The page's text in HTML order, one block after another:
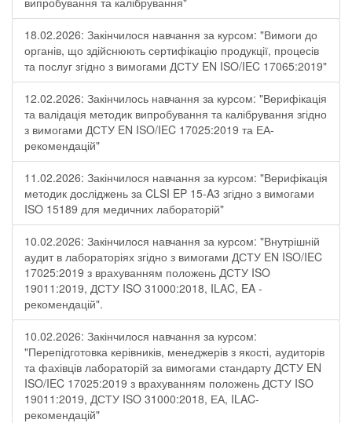
18.02.2026: Закінчилося навчання за курсом: "Вимоги до
органів, що здійснюють сертифікацію продукції, процесів
та послуг згідно з вимогами ДСТУ EN ISO/IEC 17065:2019"
12.02.2026: Закінчилось навчання за курсом: "Верифікація
та валідація методик випробування та калібрування згідно
з вимогами ДСТУ EN ISO/IEC 17025:2019 та ЕА-
рекомендацій"
11.02.2026: Закінчилося навчання за курсом: "Верифікація
методик досліджень за CLSI EP 15-A3 згідно з вимогами
ISO 15189 для медичних лабораторій"
10.02.2026: Закінчилося навчання за курсом: "Внутрішній
аудит в лабораторіях згідно з вимогами ДСТУ EN ISO/IEC
17025:2019 з врахуванням положень ДСТУ ISO
19011:2019, ДСТУ ISO 31000:2018, ILAC, EA -
рекомендацій".
10.02.2026: Закінчилося навчання за курсом:
"Перепідготовка керівників, менеджерів з якості, аудиторів
та фахівців лабораторій за вимогами стандарту ДСТУ EN
ISO/IEC 17025:2019 з врахуванням положень ДСТУ ISO
19011:2019, ДСТУ ISO 31000:2018, ЕА, ILAC-
рекомендацій"